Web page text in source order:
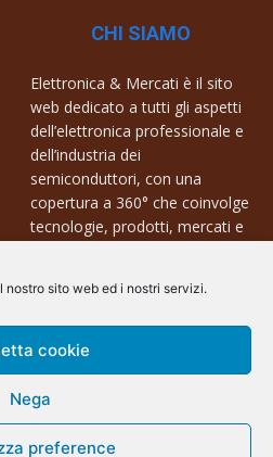
sito web ed i nostri servizi.
cookie
Nega
preference
CHI SIAMO
Elettronica & Mercati è il sito
web dedicato a tutti gli aspetti
dell’elettronica professionale e
dell’industria dei
semiconduttori, con una
copertura a 360° che coinvolge
tecnologie, prodotti, mercati e
Contatti:
info@arscommunication.it